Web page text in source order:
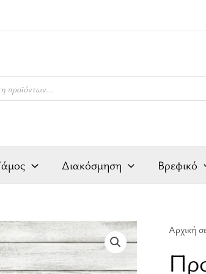
Διακόσμηση Βρεφικό
Αρχική
θέμα